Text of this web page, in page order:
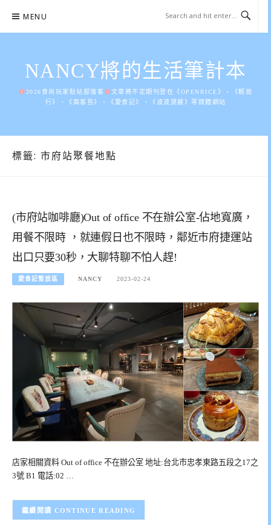
content
MENU
NANCY將的生活筆計本
2026食尚玩家駐站部落客
文章將不定期刊登在《OPENRICE》、《輕旅
行》、《窩客島》、《愛食記》、《波波黛麗》等媒體網站
標籤: 市府站聚餐地點
(市府站咖啡廳)Out of office 不在辦公室-佔地寬廣，
用餐不限時 ，就連假日也不限時，鄰近市府捷運站
出口只要30秒，大聊特聊不怕人趕!
愛食記暫放區 NANCY 2023-02-24
店家相關資料 Out of office 不在辦公室 地址:台北市忠孝東路五段之17之
3號 B1 電話:02 …
CONTINUE READING